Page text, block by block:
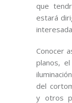
que
estará
Conocer
planos,
del
y otros